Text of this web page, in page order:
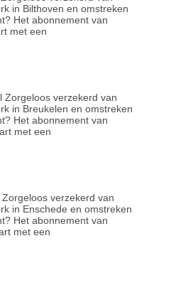
in Bilthoven en omstreken
Het abonnement van
met een
Zorgeloos verzekerd van
in Breukelen en omstreken
Het abonnement van
met een
verzekerd van
in Enschede en omstreken
Het abonnement van
met een